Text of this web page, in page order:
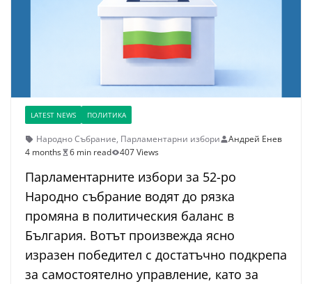
LATEST NEWS ПОЛИТИКА
Народно Събрание, Парламентарни избори
Андрей Енев
4 months
6 min read 407 Views
Парламентарните избори за 52-ро
Народно събрание водят до рязка
промяна в политическия баланс в
България. Вотът произвежда ясно
изразен победител с достатъчно подкрепа
за самостоятелно управление, като за